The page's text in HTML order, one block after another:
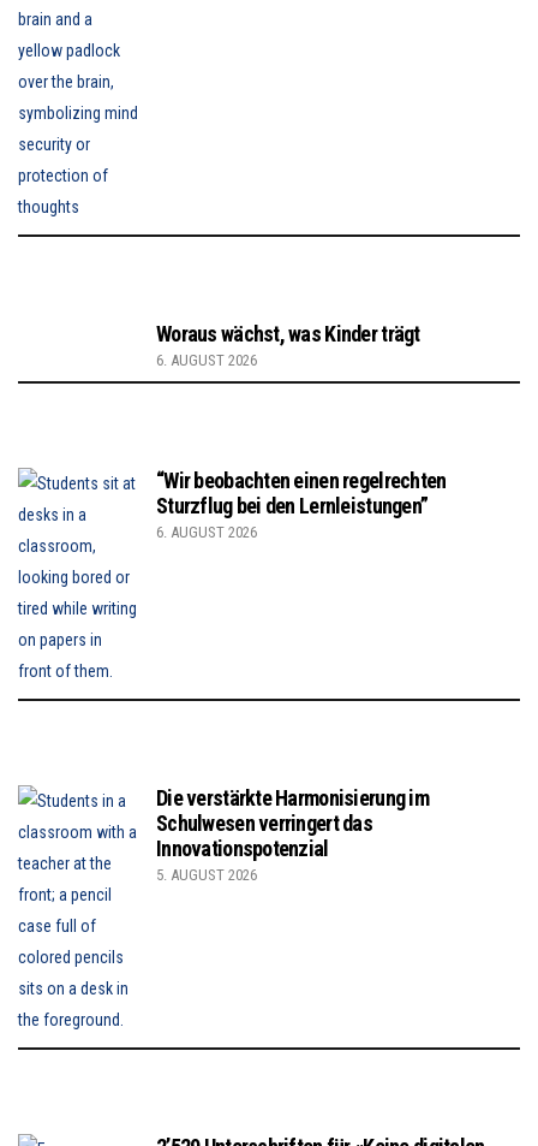
Woraus wächst, was Kinder trägt
6. AUGUST 2026
“Wir beobachten einen regelrechten
Sturzflug bei den Lernleistungen”
6. AUGUST 2026
Die verstärkte Harmonisierung im
Schulwesen verringert das
Innovationspotenzial
5. AUGUST 2026